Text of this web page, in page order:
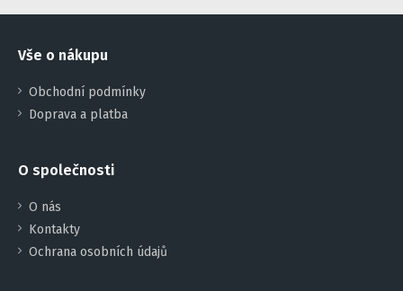
Vše o nákupu
Obchodní podmínky
Doprava a platba
O společnosti
O nás
Kontakty
Ochrana osobních údajů